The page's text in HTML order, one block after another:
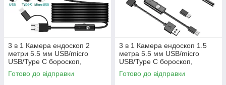
3 в 1 Камера ендоскоп 2
метри 5.5 мм USB/micro
USB/Type C бороскоп,
жорсткий дріт
Готово до відправки
3 в 1 Камера ендоскоп 1.5
метра 5.5 мм USB/micro
USB/Type C бороскоп,
жорсткий дріт
Готово до відправки